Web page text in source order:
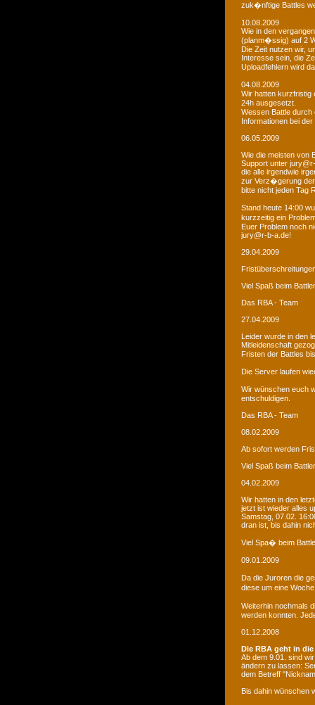
zuk�nftige Battles
10.08.2009
Wie in den
(planm�ssig) auf 2
Die Zeit nutzen wir,
Interesse sein, die
Uploadfehlern wird
04.08.2009
Wir hatten kurzfristig
24h ausgesetzt.
Wessen Battle
Informationen bei
06.05.2009
Wie die meisten von
Support unter
die alle irgendwie
zur Verz�gerung der
bitte nicht jeden Tag
Stand heute 14:00
kurzzeitig ein
Euer Problem noch
jury@r-b-a.de!
29.04.2009
Viel Spaß beim
Das RBA - Team
27.04.2009
Leider wurde in den
Mitleidenschaft
Fristen der Battles
Die Server laufen
Wir wünschen euch
entschuldigen.
Das RBA - Team
08.02.2009
Ab sofort werden
Viel Spaß beim
04.02.2009
Wir hatten in den
jetzt ist wieder alles
Samstag, 07.02.
dran ist, bis dahin
Viel Spa� beim
09.01.2009
Da die Juroren die
diese um eine
Weiterhin nochmals
werden konnten.
01.12.2008
Die RBA geht in
Ab dem 9.01. sind
ändern zu lassen:
dem Betreff
Bis dahin wünschen